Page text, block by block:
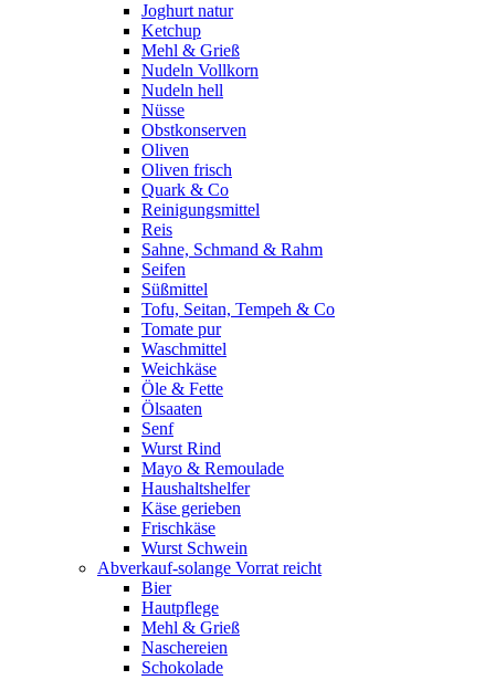
Joghurt natur
Ketchup
Mehl & Grieß
Nudeln Vollkorn
Nudeln hell
Nüsse
Obstkonserven
Oliven
Oliven frisch
Quark & Co
Reinigungsmittel
Reis
Sahne, Schmand & Rahm
Seifen
Süßmittel
Tofu, Seitan, Tempeh & Co
Tomate pur
Waschmittel
Weichkäse
Öle & Fette
Ölsaaten
Senf
Wurst Rind
Mayo & Remoulade
Haushaltshelfer
Käse gerieben
Frischkäse
Wurst Schwein
Abverkauf-solange Vorrat reicht
Bier
Hautpflege
Mehl & Grieß
Naschereien
Schokolade